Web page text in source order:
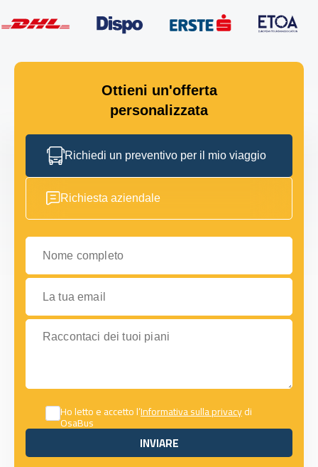
Ottieni un'offerta
personalizzata
Richiedi un preventivo per il mio viaggio
Richiesta aziendale
Nome completo
La tua email
Raccontaci dei tuoi piani
Ho letto e accetto l’Informativa sulla privacydi
OsaBus
INVIARE
INVIARE